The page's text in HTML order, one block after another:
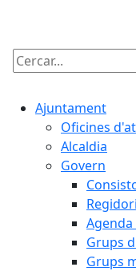
Cercar:
Ajuntament
Oficines
Alcaldia
Govern
Grups
Grups